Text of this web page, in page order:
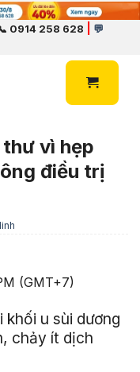
0914 258 628
💬
vì hẹp
điều trị
(GMT+7)
khối u sùi dương
chảy ít dịch